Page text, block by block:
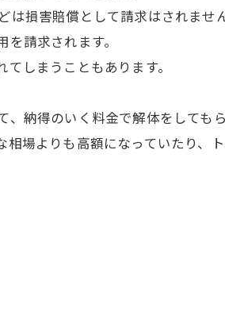
損害賠償として請求はされません
請求されます。
しまうこともあります。
納得のいく料金で解体をしても
場よりも高額になっていたり、ト